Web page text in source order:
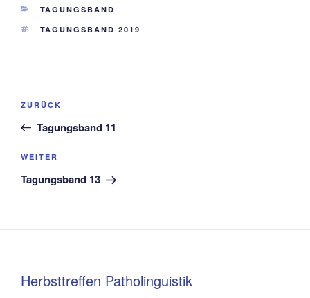
KATEGORIEN
TAGUNGSBAND
SCHLAGWÖRTER
TAGUNGSBAND 2019
Beitragsnavigation
Vorheriger
Beitrag
ZURÜCK
Tagungsband 11
Nächster
Beitrag
WEITER
Tagungsband 13
Herbsttreffen Patholinguistik